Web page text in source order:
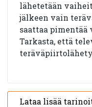
lähetetään
jälkeen vain
saattaa
Tarkasta, että
Lataa lisää